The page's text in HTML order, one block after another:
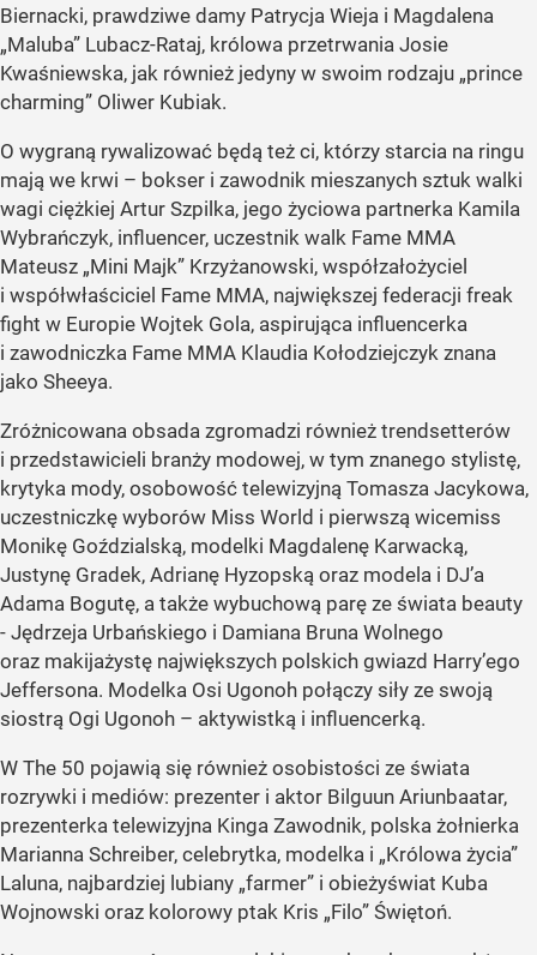
Biernacki, prawdziwe damy Patrycja Wieja i Magdalena
„Maluba” Lubacz-Rataj, królowa przetrwania Josie
Kwaśniewska, jak również jedyny w swoim rodzaju „prince
charming” Oliwer Kubiak.
O wygraną rywalizować będą też ci, którzy starcia na ringu
mają we krwi – bokser i zawodnik mieszanych sztuk walki
wagi ciężkiej Artur Szpilka, jego życiowa partnerka Kamila
Wybrańczyk, influencer, uczestnik walk Fame MMA
Mateusz „Mini Majk” Krzyżanowski, współzałożyciel
i współwłaściciel Fame MMA, największej federacji freak
fight w Europie Wojtek Gola, aspirująca influencerka
i zawodniczka Fame MMA Klaudia Kołodziejczyk znana
jako Sheeya.
Zróżnicowana obsada zgromadzi również trendsetterów
i przedstawicieli branży modowej, w tym znanego stylistę,
krytyka mody, osobowość telewizyjną Tomasza Jacykowa,
uczestniczkę wyborów Miss World i pierwszą wicemiss
Monikę Goździalską, modelki Magdalenę Karwacką,
Justynę Gradek, Adrianę Hyzopską oraz modela i DJ’a
Adama Bogutę, a także wybuchową parę ze świata beauty
- Jędrzeja Urbańskiego i Damiana Bruna Wolnego
oraz makijażystę największych polskich gwiazd Harry’ego
Jeffersona. Modelka Osi Ugonoh połączy siły ze swoją
siostrą Ogi Ugonoh – aktywistką i influencerką.
W The 50 pojawią się również osobistości ze świata
rozrywki i mediów: prezenter i aktor Bilguun Ariunbaatar,
prezenterka telewizyjna Kinga Zawodnik, polska żołnierka
Marianna Schreiber, celebrytka, modelka i „Królowa życia”
Laluna, najbardziej lubiany „farmer” i obieżyświat Kuba
Wojnowski oraz kolorowy ptak Kris „Filo” Świętoń.